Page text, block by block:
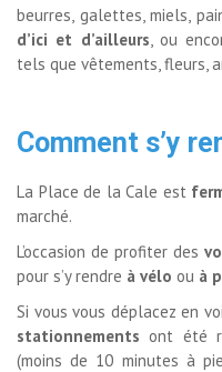
beurres, galettes, miels,
d’ici et d’ailleurs, ou
tels que vêtements, fleurs,
Comment s’y
La Place de la Cale est
marché.
L’occasion de profiter des
pour s’y rendre à vélo ou à
Si vous vous déplacez en
stationnements ont été
(moins de 10 minutes à